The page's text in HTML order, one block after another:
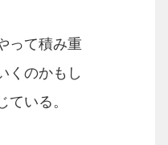
って積み重
くのかもし
いる。